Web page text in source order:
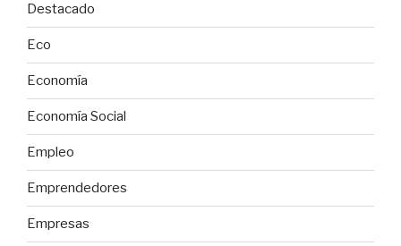
Destacado
Eco
Economía
Economía Social
Empleo
Emprendedores
Empresas